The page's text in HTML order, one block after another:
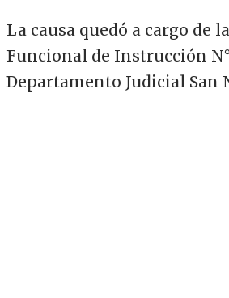
La causa quedó a cargo de
Funcional de Instrucción
Departamento Judicial San